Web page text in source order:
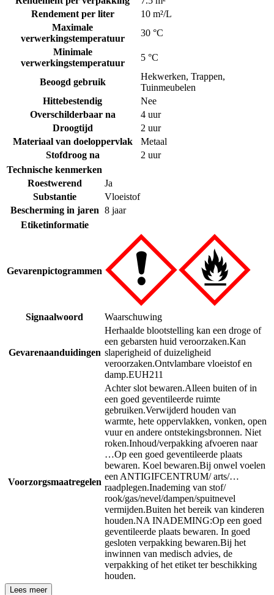
Rendement per liter
10 m²/L
Maximale
verwerkingstemperatuur
30 °C
Minimale
verwerkingstemperatuur
5 °C
Beoogd gebruik
Hekwerken, Trappen,
Tuinmeubelen
Hittebestendig
Nee
Overschilderbaar na
4 uur
Droogtijd
2 uur
Materiaal van doeloppervlak
Metaal
Stofdroog na
2 uur
Technische kenmerken
Roestwerend
Ja
Substantie
Vloeistof
Bescherming in jaren 8 jaar
Etiketinformatie
Gevarenpictogrammen
Signaalwoord Waarschuwing
Gevarenaanduidingen
Herhaalde blootstelling kan een droge of
een gebarsten huid veroorzaken.Kan
slaperigheid of duizeligheid
veroorzaken.Ontvlambare vloeistof en
damp.EUH211
Voorzorgsmaatregelen
Achter slot bewaren.Alleen buiten of in
een goed geventileerde ruimte
gebruiken.Verwijderd houden van
warmte, hete oppervlakken, vonken, open
vuur en andere ontstekingsbronnen. Niet
roken.Inhoud/verpakking afvoeren naar
…Op een goed geventileerde plaats
bewaren. Koel bewaren.Bij onwel voelen
een ANTIGIFCENTRUM/ arts/…
raadplegen.Inademing van stof/
rook/gas/nevel/dampen/spuitnevel
vermijden.Buiten het bereik van kinderen
houden.NA INADEMING:Op een goed
geventileerde plaats bewaren. In goed
gesloten verpakking bewaren.Bij het
inwinnen van medisch advies, de
verpakking of het etiket ter beschikking
houden.
Lees meer